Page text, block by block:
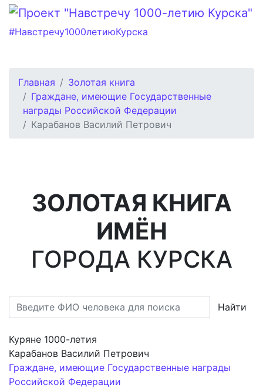
#Навстречу1000летиюКурска
Главная
Золотая книга
Граждане, имеющие Государственные
награды Российской Федерации
Карабанов Василий Петрович
ЗОЛОТАЯ КНИГА
ИМЁН
ГОРОДА КУРСКА
Найти
Куряне 1000-летия
Карабанов Василий Петрович
Граждане, имеющие Государственные награды
Российской Федерации